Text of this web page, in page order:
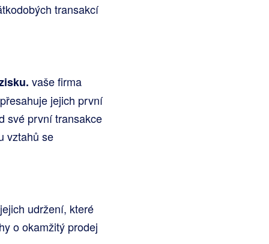
transakcí
vaše firma
jejich první
své první transakce
vztahů se
udržení, které
o okamžitý prodej